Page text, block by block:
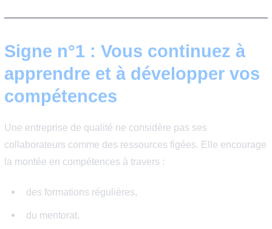
gagner en confiance,
évoluer professionnellement,
préserver son équilibre personnel,
et construire une carrière durable.
Identifier les bons signaux permet donc de prendre du
sur sa situation actuelle et d’agir au bon moment.
Signe n°1 : Vous continuez